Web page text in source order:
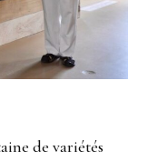
de variétés